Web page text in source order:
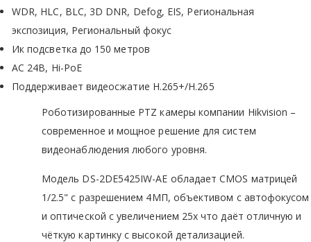
WDR, HLC, BLC, 3D DNR, Defog, EIS, Региональная
экспозиция, Региональный фокус
Ик подсветка до 150 метров
AC 24В, Hi-PoE
Поддерживает видеосжатие H.265+/H.265
Роботизированные PTZ камеры компании Hikvision –
современное и мощное решение для систем
видеонаблюдения любого уровня.
Модель DS-2DE5425IW-AE обладает CMOS матрицей
1/2.5" с разрешением 4МП, объективом с автофокусом
и оптической с увеличением 25х что даёт отличную и
чёткую картинку с высокой детализацией.